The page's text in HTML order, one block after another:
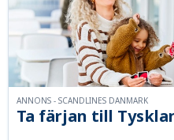
Ta färjan till
ANNONS - SCANDLINES DANMARK